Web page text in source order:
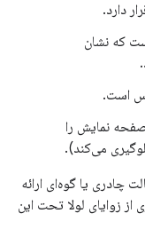
دارد.
که نشان
است.
نمایش را
می‌کند).
چادری یا گوه‌ای ارائه
زوایای لولا تحت این